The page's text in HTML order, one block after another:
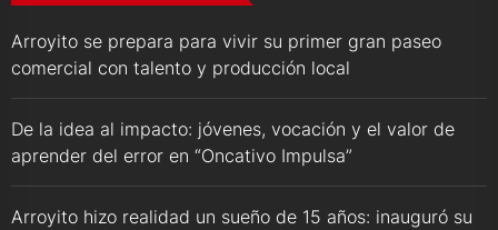
Arroyito se prepara para vivir su primer gran paseo
comercial con talento y producción local
De la idea al impacto: jóvenes, vocación y el valor de
aprender del error en “Oncativo Impulsa”
Arroyito hizo realidad un sueño de 15 años: inauguró su